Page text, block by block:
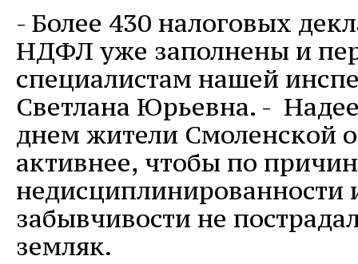
- Более 430 налоговых
НДФЛ уже заполнены и
специалистам нашей
Светлана Юрьевна. -
днем жители Смоленской
активнее, чтобы по
недисциплинированности
забывчивости не
земляк.